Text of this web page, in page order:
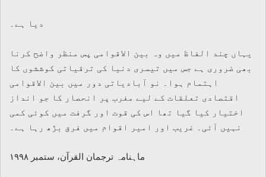
دیا ہے۔
یہاں چند الفاظ میں وہ بین الاقوامی پس منظر واضح کرنا
بھی ضروری ہے جس میں تیسری دنیا کی ترقیاتی کوششوں کا
اہتمام ہوا۔ نو آبادیاتی دور میں بین الاقوامی
اقتصادی تعلقات کے لیے مغرب پر انحصار کا جو انداز
اختیار کیا گیا تھا اس کی قوت اور گرفت میں کوئی کمی
نہیں آئی۔ غریب اور امیر اقوام میں فرق بڑھ رہا ہے۔
ماہنامہ ترجمان القرآن، ستمبر ۱۹۹۸